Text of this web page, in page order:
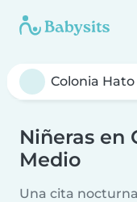
Niñeras en
Medio
Una cita